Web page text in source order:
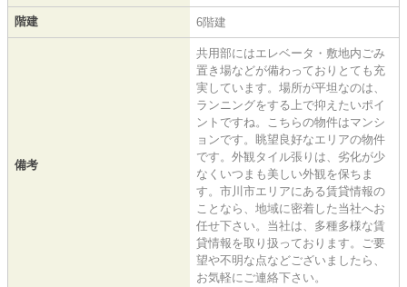
階建 6階建
備考
共用部にはエレベータ・敷地内ごみ
置き場などが備わっておりとても充
実しています。場所が平坦なのは、
ランニングをする上で抑えたいポイ
ントですね。こちらの物件はマンシ
ョンです。眺望良好なエリアの物件
です。外観タイル張りは、劣化が少
なくいつまも美しい外観を保ちま
す。市川市エリアにある賃貸情報の
ことなら、地域に密着した当社へお
任せ下さい。当社は、多種多様な賃
貸情報を取り扱っております。ご要
望や不明な点などございましたら、
お気軽にご連絡下さい。